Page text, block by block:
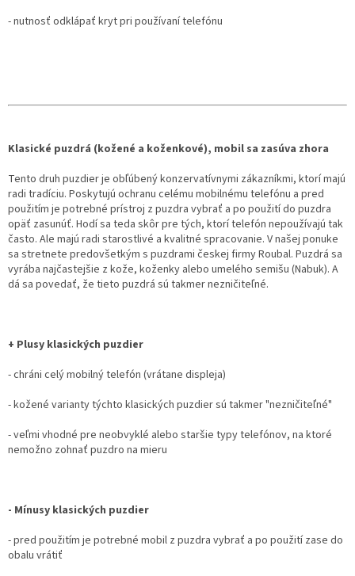
- nutnosť odklápať kryt pri používaní telefónu
Klasické puzdrá (kožené a koženkové), mobil sa zasúva zhora
Tento druh puzdier je obľúbený konzervatívnymi zákazníkmi, ktorí majú
radi tradíciu. Poskytujú ochranu celému mobilnému telefónu a pred
použitím je potrebné prístroj z puzdra vybrať a po použití do puzdra
opäť zasunúť. Hodí sa teda skôr pre tých, ktorí telefón nepoužívajú tak
často. Ale majú radi starostlivé a kvalitné spracovanie. V našej ponuke
sa stretnete predovšetkým s puzdrami českej firmy Roubal. Puzdrá sa
vyrába najčastejšie z kože, koženky alebo umelého semišu (Nabuk). A
dá sa povedať, že tieto puzdrá sú takmer nezničiteľné.
+ Plusy klasických puzdier
- chráni celý mobilný telefón (vrátane displeja)
- kožené varianty týchto klasických puzdier sú takmer "nezničiteľné"
- veľmi vhodné pre neobvyklé alebo staršie typy telefónov, na ktoré
nemožno zohnať puzdro na mieru
- Mínusy klasických puzdier
- pred použitím je potrebné mobil z puzdra vybrať a po použití zase do
obalu vrátiť